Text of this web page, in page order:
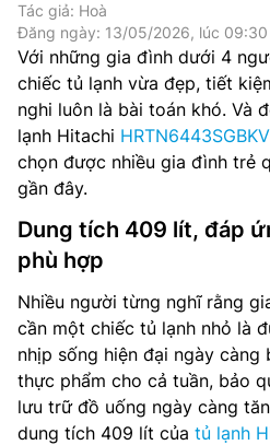
Tác giả: Hoà
Đăng ngày: 13/05/2026, lúc 09:30
Với những gia đình dưới 4
chiếc tủ lạnh vừa đẹp, tiết
nghi luôn là bài toán khó. Và
lạnh Hitachi
chọn được nhiều gia đình trẻ
gần đây.
Dung tích 409 lít, đáp
phù hợp
Nhiều người từng nghĩ rằng
cần một chiếc tủ lạnh nhỏ là
nhịp sống hiện đại ngày
thực phẩm cho cả tuần, bảo
lưu trữ đồ uống ngày càng
dung tích 409 lít của tủ lạnh